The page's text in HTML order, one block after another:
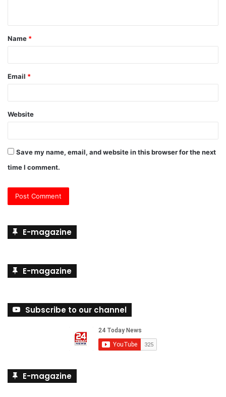
t
*
Name *
Email *
Website
Save my name, email, and website in this browser for the next
time I comment.
E-magazine
E-magazine
Subscribe to our channel
E-magazine